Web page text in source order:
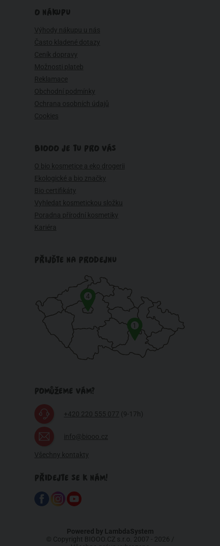
O NÁKUPU
Výhody nákupu u nás
Často kladené dotazy
Ceník dopravy
Možnosti plateb
Reklamace
Obchodní podmínky
Ochrana osobních údajů
Cookies
BIOOO JE TU PRO VÁS
O bio kosmetice a eko drogerii
Ekologické a bio značky
Bio certifikáty
Vyhledat kosmetickou složku
Poradna přírodní kosmetiky
Kariéra
PŘIJĎTE NA PRODEJNU
1
4
POMŮŽEME VÁM?
+420 220 555 077 (9-17h)
info@biooo.cz
Všechny kontakty
PŘIDEJTE SE K NÁM!
Powered by LambdaSystem
© Copyright BIOOO.CZ s.r.o. 2007 - 2026 /